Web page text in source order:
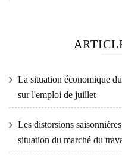
La situation économique
sur l'emploi de juillet
Les distorsions
situation du marché du